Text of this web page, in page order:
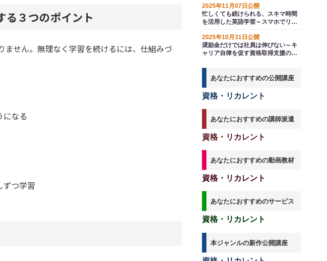
る３つのポイント
せん。無理なく学習を続けるには、仕組みづ
になる
ずつ学習
2025年11月07日公開
忙しくても続けられる、スキマ時間
を活用した英語学習～スマホでリス
2025年10月31日公開
奨励金だけでは社員は伸びない～キ
ャリア自律を促す資格取得支援の４
あなたにおすすめの公開講座
資格・リカレント
あなたにおすすめの講師派遣
資格・リカレント
あなたにおすすめの動画教材
資格・リカレント
あなたにおすすめのサービス
資格・リカレント
本ジャンルの新作公開講座